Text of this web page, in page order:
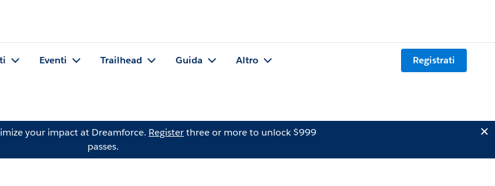
Eventi Trailhead Guida Altro Registrati
your impact at Dreamforce. Registerthree or more to unlock $999
passes.